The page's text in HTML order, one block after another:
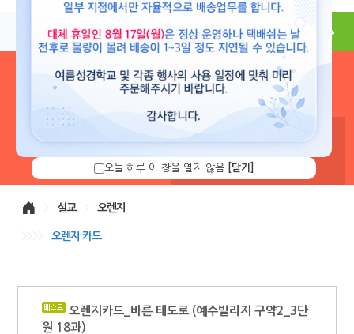
도서 뮤직 용품 현수막 콘텐츠
로그인 하시면 보유 캐쉬 확
니다.
설교 오렌지
오렌지 카드
오렌지카드_바른 태도로 (예수빌리지 구약2_3단
원 18과)
오늘 하루 이 창을 열지 않음 [닫기]